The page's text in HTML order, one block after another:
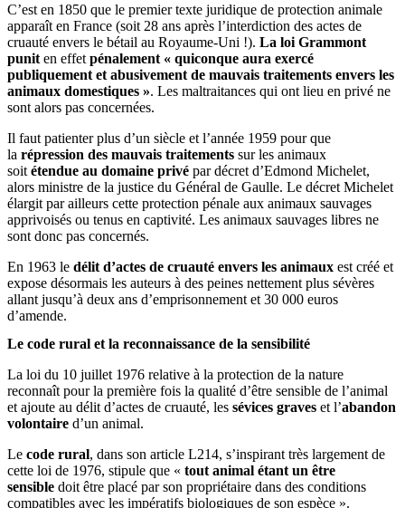
C’est en 1850 que le premier texte juridique de protection animale
apparaît en France (soit 28 ans après l’interdiction des actes de
cruauté envers le bétail au Royaume-Uni !). La loi Grammont
punit en effet pénalement « quiconque aura exercé
publiquement et abusivement de mauvais traitements envers les
animaux domestiques ». Les maltraitances qui ont lieu en privé ne
sont alors pas concernées.
Il faut patienter plus d’un siècle et l’année 1959 pour que
la répression des mauvais traitements sur les animaux
soit étendue au domaine privé par décret d’Edmond Michelet,
alors ministre de la justice du Général de Gaulle. Le décret Michelet
élargit par ailleurs cette protection pénale aux animaux sauvages
apprivoisés ou tenus en captivité. Les animaux sauvages libres ne
sont donc pas concernés.
En 1963 le délit d’actes de cruauté envers les animaux est créé et
expose désormais les auteurs à des peines nettement plus sévères
allant jusqu’à deux ans d’emprisonnement et 30 000 euros
d’amende.
Le code rural et la reconnaissance de la sensibilité
La loi du 10 juillet 1976 relative à la protection de la nature
reconnaît pour la première fois la qualité d’être sensible de l’animal
et ajoute au délit d’actes de cruauté, les sévices graves et l’abandon
volontaire d’un animal.
Le code rural, dans son article L214, s’inspirant très largement de
cette loi de 1976, stipule que « tout animal étant un être
sensible doit être placé par son propriétaire dans des conditions
compatibles avec les impératifs biologiques de son espèce ».